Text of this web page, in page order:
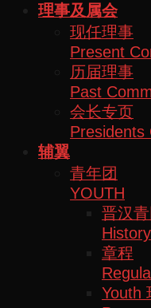
理事及属会
现任理事
Present
历届理事
Past
会长专页
Presidents
辅翼
青年团
YOUTH
晋汉
History
章程
Youth